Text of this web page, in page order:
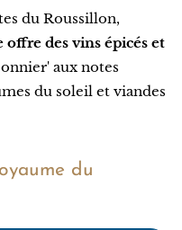
du Roussillon,
offre des vins épicés et
aux notes
du soleil et viandes
du